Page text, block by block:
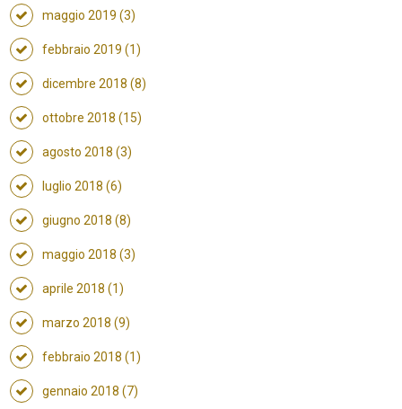
maggio 2019 (3)
febbraio 2019 (1)
dicembre 2018 (8)
ottobre 2018 (15)
agosto 2018 (3)
luglio 2018 (6)
giugno 2018 (8)
maggio 2018 (3)
aprile 2018 (1)
marzo 2018 (9)
febbraio 2018 (1)
gennaio 2018 (7)